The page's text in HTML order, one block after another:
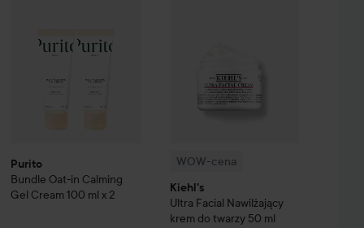
Purito
Bundle Oat-in Calming
Gel Cream 100 ml x 2
WOW-cena
Kiehl's
Ultra Facial Nawilżający
krem do twarzy 50 ml